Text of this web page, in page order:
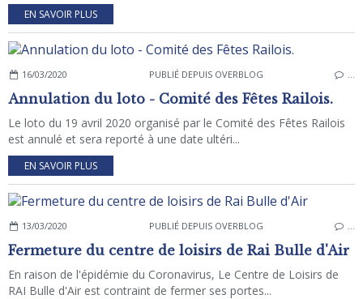
EN SAVOIR PLUS
16/03/2020 PUBLIÉ DEPUIS OVERBLOG …
Annulation du loto - Comité des Fêtes Railois.
Le loto du 19 avril 2020 organisé par le Comité des Fêtes Railois
est annulé et sera reporté à une date ultéri...
EN SAVOIR PLUS
13/03/2020 PUBLIÉ DEPUIS OVERBLOG …
Fermeture du centre de loisirs de Rai Bulle d'Air
En raison de l'épidémie du Coronavirus, Le Centre de Loisirs de
RAI Bulle d'Air est contraint de fermer ses portes...